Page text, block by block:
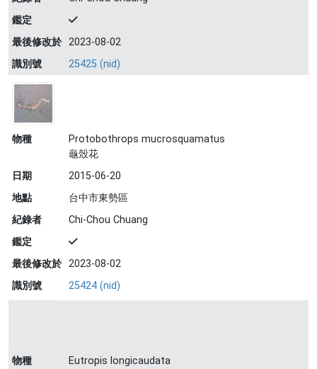
鑑定
最後修改於 2023-08-02
識別號
25425 (nid)
物種
Protobothrops mucrosquamatus
龜殼花
日期
2015-06-20
地點
台中市東勢區
紀錄者
Chi-Chou Chuang
鑑定
最後修改於 2023-08-02
識別號
25424 (nid)
物種
Eutropis longicaudata